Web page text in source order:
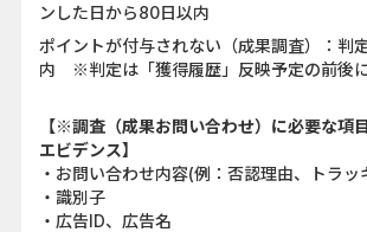
ンした日から80日以内
ポイントが付与されない（成果調査）：判
内 ※判定は「獲得履歴」反映予定の前後に
【※調査（成果お問い合わせ）に必要な項
エビデンス】
・お問い合わせ内容(例：否認理由、トラッ
・識別子
・広告ID、広告名